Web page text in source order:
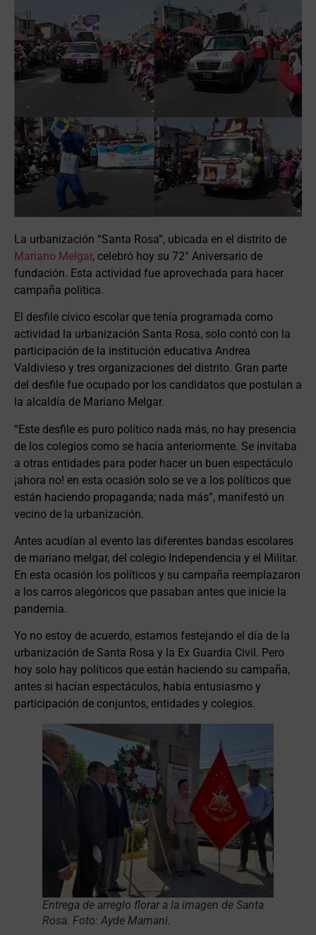
La urbanización “Santa Rosa”, ubicada en el distrito de
Mariano Melgar, celebró hoy su 72° Aniversario de
fundación. Esta actividad fue aprovechada para hacer
campaña política.
El desfile cívico escolar que tenía programada como
actividad la urbanización Santa Rosa, solo contó con la
participación de la institución educativa Andrea
Valdivieso y tres organizaciones del distrito. Gran parte
del desfile fue ocupado por los candidatos que postulan a
la alcaldía de Mariano Melgar.
“Este desfile es puro político nada más, no hay presencia
de los colegios como se hacía anteriormente. Se invitaba
a otras entidades para poder hacer un buen espectáculo
¡ahora no! en esta ocasión solo se ve a los políticos que
están haciendo propaganda; nada más”, manifestó un
vecino de la urbanización.
Antes acudían al evento las diferentes bandas escolares
de mariano melgar, del colegio Independencia y el Militar.
En esta ocasión los políticos y su campaña reemplazaron
a los carros alegóricos que pasaban antes que inicie la
pandemia.
Yo no estoy de acuerdo, estamos festejando el día de la
urbanización de Santa Rosa y la Ex Guardia Civil. Pero
hoy solo hay políticos que están haciendo su campaña,
antes si hacían espectáculos, había entusiasmo y
participación de conjuntos, entidades y colegios.
Entrega de arreglo florar a la imagen de Santa
Rosa. Foto: Ayde Mamani.